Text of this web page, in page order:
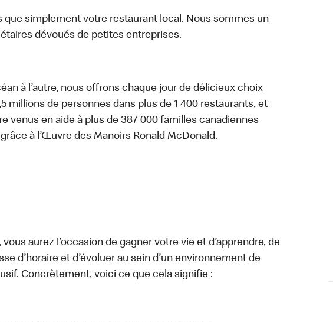
Santé et
que simplement votre restaurant local. Nous sommes un
dévoués de petites entreprises.
à l’autre, nous offrons chaque jour de délicieux choix
millions de personnes dans plus de 1 400 restaurants, et
venus en aide à plus de 387 000 familles canadiennes
à l’Œuvre des Manoirs Ronald McDonald.
aurez l’occasion de gagner votre vie et d’apprendre, de
d’horaire et d’évoluer au sein d’un environnement de
Concrètement, voici ce que cela signifie :